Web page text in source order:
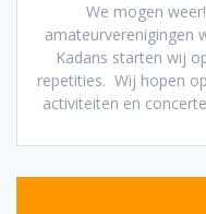
We mogen
amateurverenigingen
Kadans starten wij
repetities. Wij hopen
activiteiten en